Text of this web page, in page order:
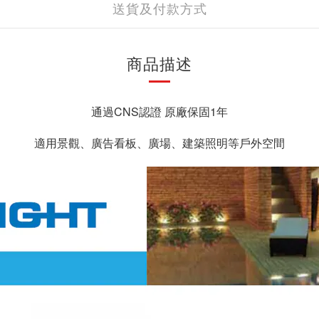
送貨及付款方式
商品描述
通過CNS認證 原廠保固1年
適用景觀、廣告看板、廣場、建築照明等戶外空間